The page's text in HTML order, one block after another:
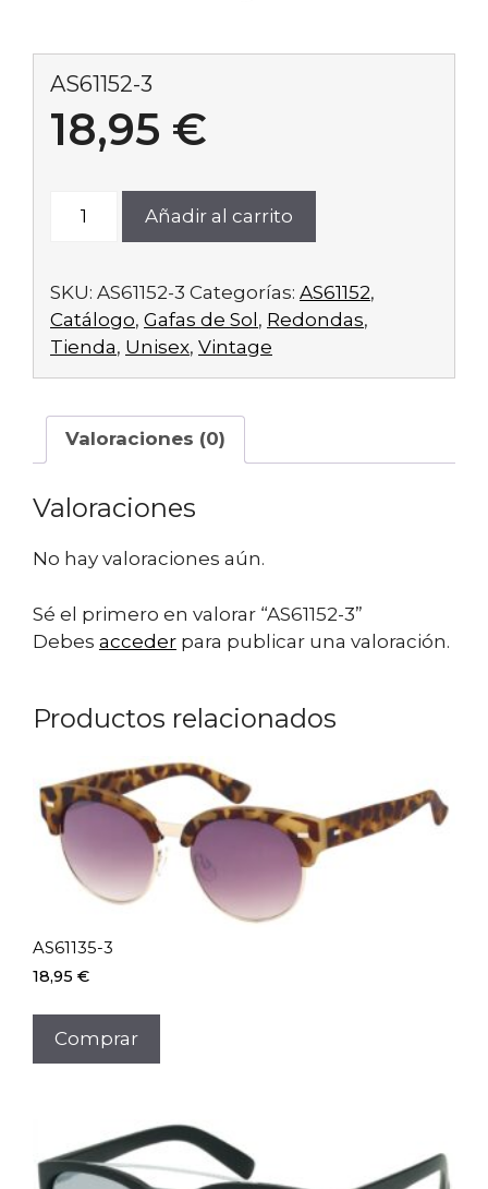
AS61152-3
18,95 €
Añadir al carrito
SKU: AS61152-3 Categorías: AS61152,
Catálogo, Gafas de Sol, Redondas,
Tienda, Unisex, Vintage
Valoraciones (0)
Valoraciones
No hay valoraciones aún.
Sé el primero en valorar “AS61152-3”
Debes acceder para publicar una valoración.
Productos relacionados
AS61135-3
18,95 €
Comprar